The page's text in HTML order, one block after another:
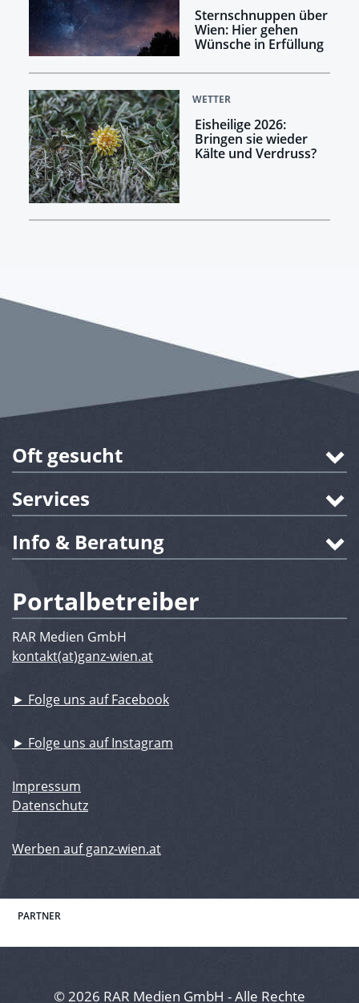
Sternschnuppen über
Wien: Hier gehen
Wünsche in Erfüllung
WETTER
Eisheilige 2026:
Bringen sie wieder
Kälte und Verdruss?
Oft gesucht
Services
Info & Beratung
Portalbetreiber
RAR Medien GmbH
kontakt(at)ganz-wien.at
► Folge uns auf Facebook
► Folge uns auf Instagram
Impressum
Datenschutz
Werben auf ganz-wien.at
PARTNER
© 2026 RAR Medien GmbH - Alle Rechte